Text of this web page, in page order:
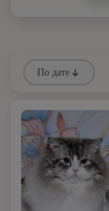
По дате